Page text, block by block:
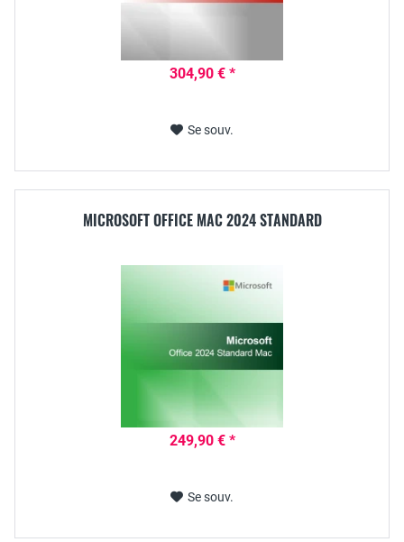
304,90 € *
Se souv.
MICROSOFT OFFICE MAC 2024 STANDARD
249,90 € *
Se souv.